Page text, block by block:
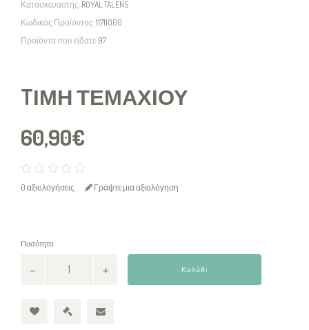
Κατασκευαστής: ROYAL TALENS
Κωδικός Προϊόντος:11711000
Προϊόντα που είδατε:97
TΙΜΉ ΤΕΜΑΧΊΟΥ
60,90€
0 αξιολογήσεις Γράψτε μια αξιολόγηση
Ποσότητα
Καλάθι